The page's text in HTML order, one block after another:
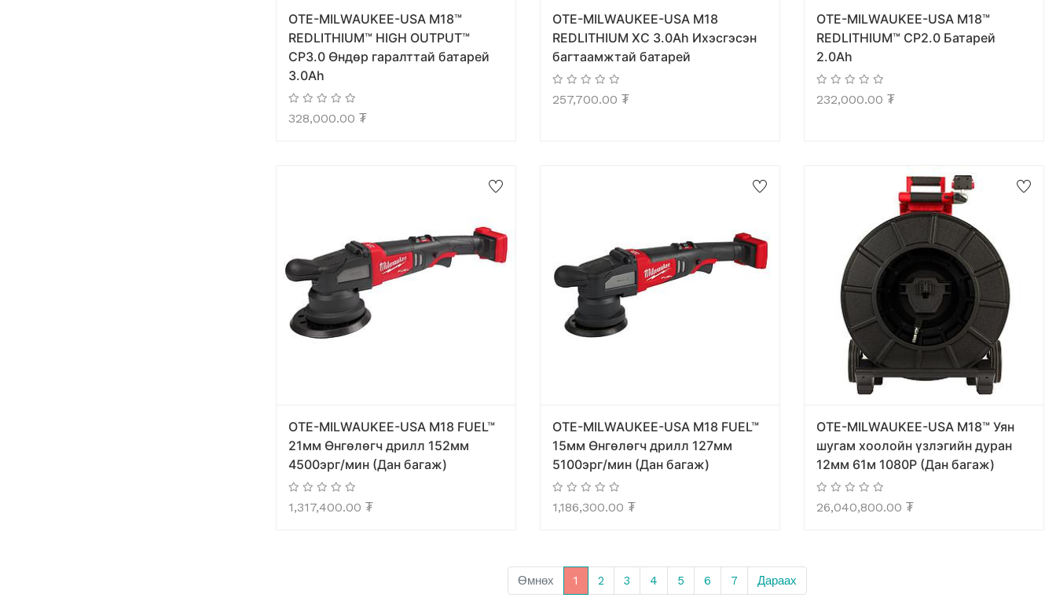
OTE-MILWAUKEE-USA M18™
REDLITHIUM™ HIGH OUTPUT™
CP3.0 Өндөр гаралттай батарей
3.0Ah
328,000.00 ₮
OTE-MILWAUKEE-USA M18
REDLITHIUM XC 3.0Ah Ихэсгэсэн
багтаамжтай батарей
257,700.00 ₮
OTE-MILWAUKEE-USA M18™
REDLITHIUM™ CP2.0 Батарей
2.0Ah
232,000.00 ₮
OTE-MILWAUKEE-USA M18 FUEL™
21мм Өнгөлөгч дрилл 152мм
4500эрг/мин (Дан багаж)
1,317,400.00 ₮
OTE-MILWAUKEE-USA M18 FUEL™
15мм Өнгөлөгч дрилл 127мм
5100эрг/мин (Дан багаж)
1,186,300.00 ₮
OTE-MILWAUKEE-USA M18™ Уян
шугам хоолойн үзлэгийн дуран
12мм 61м 1080P (Дан багаж)
26,040,800.00 ₮
Өмнөх 1 2 3 4 5 6 7 Дараах